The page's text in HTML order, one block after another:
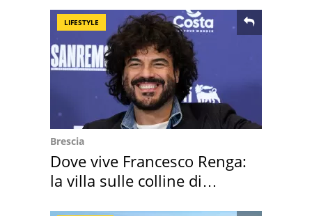
LIFESTYLE
Brescia
Dove vive Francesco Renga:
la villa sulle colline di